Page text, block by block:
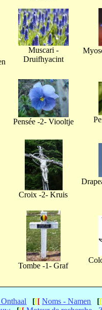
Muscari -
Druifhyacint
Pensée -2- Viooltje
Croix -2- Kruis
Tombe -1- Graf
[[[ Noms - Namen [[